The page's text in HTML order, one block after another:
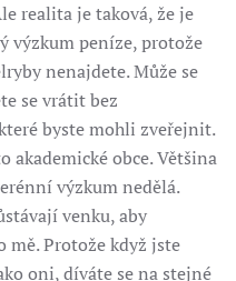
realita je taková, že je
výzkum peníze, protože
nenajdete. Může se
se vrátit bez
byste mohli zveřejnit.
obce. Většina
výzkum nedělá.
venku, aby
mě. Protože když jste
oni, díváte se na stejné